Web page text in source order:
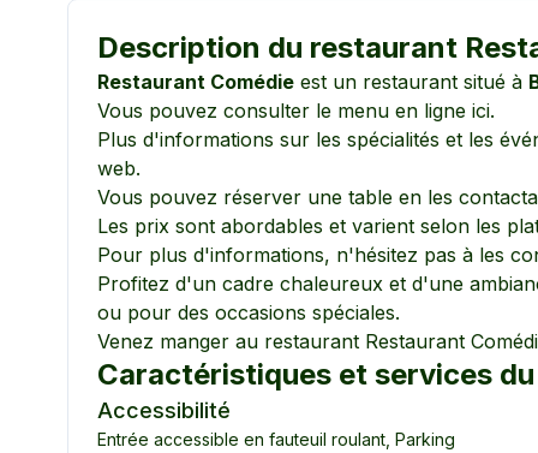
Description du restaurant
Restaurant Comédie est un restaurant situé à
Vous pouvez consulter le menu en ligne ici.
Plus d'informations sur les spécialités et les
web.
Vous pouvez réserver une table en les
Les prix sont abordables et varient selon les
Pour plus d'informations, n'hésitez pas à les
Profitez d'un cadre chaleureux et d'une
ou pour des occasions spéciales.
Venez manger au restaurant Restaurant
Caractéristiques et services
Accessibilité
Entrée accessible en fauteuil roulant Parking